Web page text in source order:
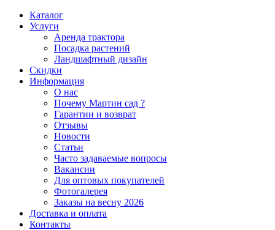
Каталог
Услуги
Аренда трактора
Посадка растений
Ландшафтный дизайн
Скидки
Информация
О нас
Почему Мартин сад ?
Гарантии и возврат
Отзывы
Новости
Статьи
Часто задаваемые вопросы
Вакансии
Для оптовых покупателей
Фотогалерея
Заказы на весну 2026
Доставка и оплата
Контакты